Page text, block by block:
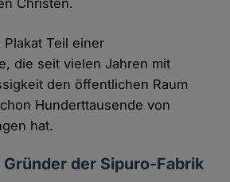
Christen.
Teil einer
die seit vielen Jahren mit
den öffentlichen Raum
Hunderttausende von
hat.
der Sipuro-Fabrik